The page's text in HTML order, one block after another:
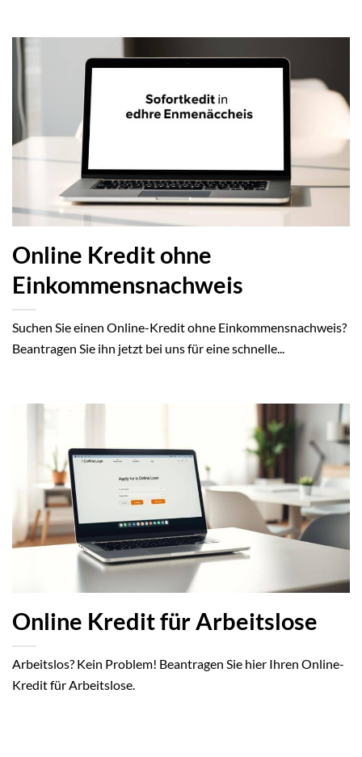
Online Kredit ohne
Einkommensnachweis
Suchen Sie einen Online-Kredit ohne Einkommensnachweis?
Beantragen Sie ihn jetzt bei uns für eine schnelle...
Online Kredit für Arbeitslose
Arbeitslos? Kein Problem! Beantragen Sie hier Ihren Online-
Kredit für Arbeitslose.